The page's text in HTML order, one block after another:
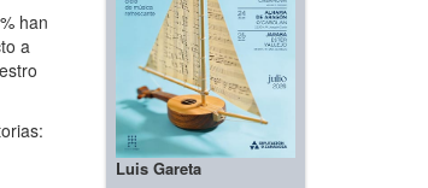
han
a
Luis Gareta